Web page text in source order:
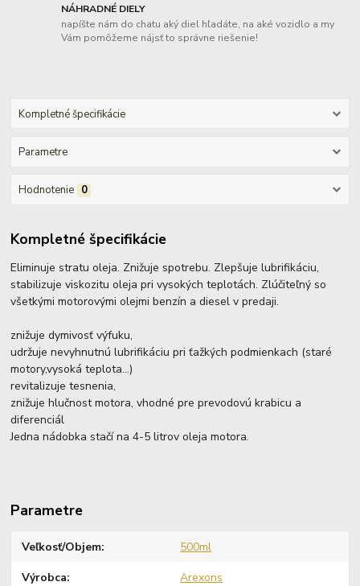
NÁHRADNÉ DIELY
napíšte nám do chatu aký diel hľadáte, na aké vozidlo a my
Vám pomôžeme nájsť to správne riešenie!
Kompletné špecifikácie
Parametre
Hodnotenie 0
Kompletné špecifikácie
Eliminuje stratu oleja. Znižuje spotrebu. Zlepšuje lubrifikáciu,
stabilizuje viskozitu oleja pri vysokých teplotách. Zlúčiteľný so
všetkými motorovými olejmi benzín a diesel v predaji.
znižuje dymivosť výfuku,
udržuje nevyhnutnú lubrifikáciu pri ťažkých podmienkach (staré
motory,vysoká teplota...)
revitalizuje tesnenia,
znižuje hlučnost motora, vhodné pre prevodovú krabicu a
diferenciál
Jedna nádobka stačí na 4-5 litrov oleja motora.
Parametre
Veľkosť/Objem 500ml
Výrobca Arexons